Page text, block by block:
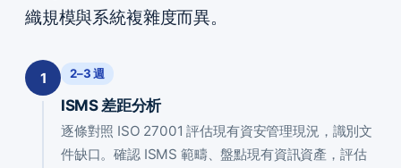
織規模與系統複雜度而異。
1 2–3 週
ISMS 差距分析
逐條對照 ISO 27001 評估現有資安管理現況，識別文
件缺口。確認 ISMS 範疇、盤點現有資訊資產，評估